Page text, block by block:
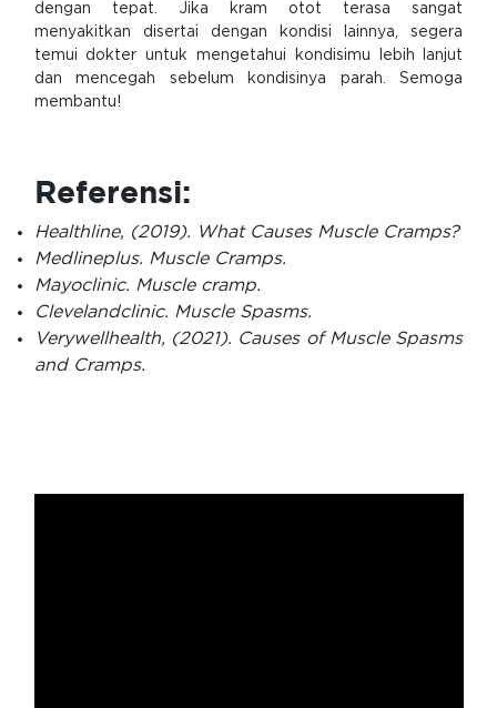
dengan tepat. Jika kram otot terasa sangat
menyakitkan disertai dengan kondisi lainnya, segera
temui dokter untuk mengetahui kondisimu lebih lanjut
dan mencegah sebelum kondisinya parah. Semoga
membantu!
Referensi:
Healthline, (2019). What Causes Muscle Cramps?
Medlineplus. Muscle Cramps.
Mayoclinic. Muscle cramp.
Clevelandclinic. Muscle Spasms.
Verywellhealth, (2021). Causes of Muscle Spasms
and Cramps.